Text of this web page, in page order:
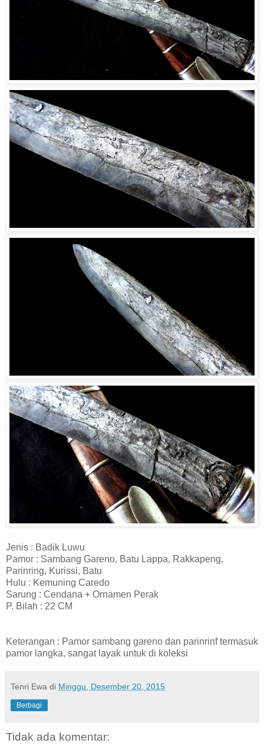
Jenis : Badik Luwu
Pamor : Sambang Gareno, Batu Lappa, Rakkapeng,
Parinring, Kurissi, Batu
Hulu : Kemuning Caredo
Sarung : Cendana + Ornamen Perak
P. Bilah : 22 CM
Keterangan : Pamor sambang gareno dan parinrinf termasuk
pamor langka, sangat layak untuk di koleksi
Tenri Ewa di Minggu, Desember 20, 2015
Berbagi
Tidak ada komentar: